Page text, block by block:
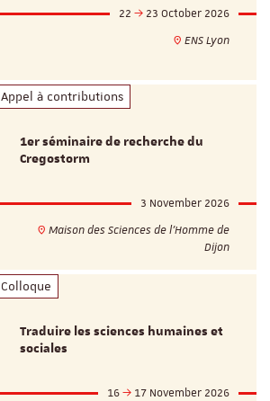
22
23 October 2026
ENS Lyon
Appel à contributions
1er séminaire de recherche du
Cregostorm
3 November 2026
Maison des Sciences de l'Homme de
Dijon
Colloque
Traduire les sciences humaines et
sociales
16
17 November 2026